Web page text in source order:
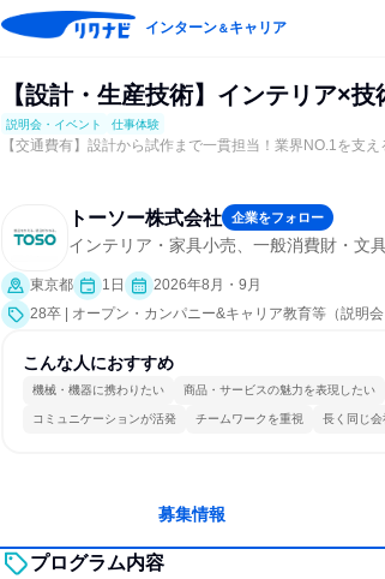
インターン＆キャリア
【設計・生産技術】インテリア×
説明会・イベント 仕事体験
【交通費有】設計から試作まで一貫担当！業界NO.1を支え
トーソー株式会社 企業をフォロー
インテリア・家具小売、一般消費財・文
東京都 1日
2026年8月・9月
28卒 | オープン・カンパニー&キャリア教育等（説明
こんな人におすすめ
機械・機器に携わりたい 商品・サービスの魅力を表現したい
コミュニケーションが活発 チームワークを重視 長く同じ
募集情報
プログラム内容